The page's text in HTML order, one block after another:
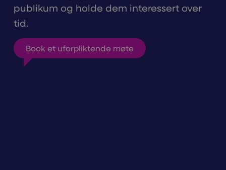
publikum og holde dem interessert over
tid.
Book et uforpliktende møte